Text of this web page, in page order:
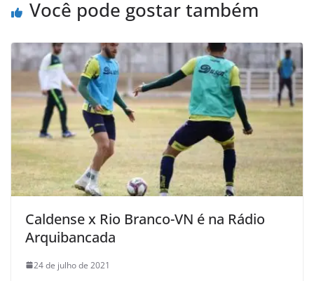
Você pode gostar também
Caldense x Rio Branco-VN é na Rádio
Arquibancada
24 de julho de 2021